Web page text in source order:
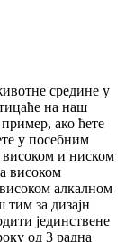
средине у
на наш
ако ћете
у посебним
и ниском
високом
алкалном
за дизајн
јединствене
од 3 радна